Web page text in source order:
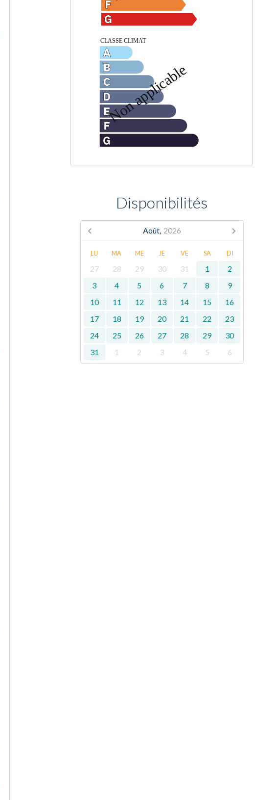
Disponibilités
Août, 2026
LU MA ME JE VE SA DI
27 28 29 30 31 1
2
3
4 5 6 7 8
9
10
11 12 13 14 15
16
17
18 19 20 21 22
23
24
25 26 27 28 29
30
31
1 2 3 4 5 6